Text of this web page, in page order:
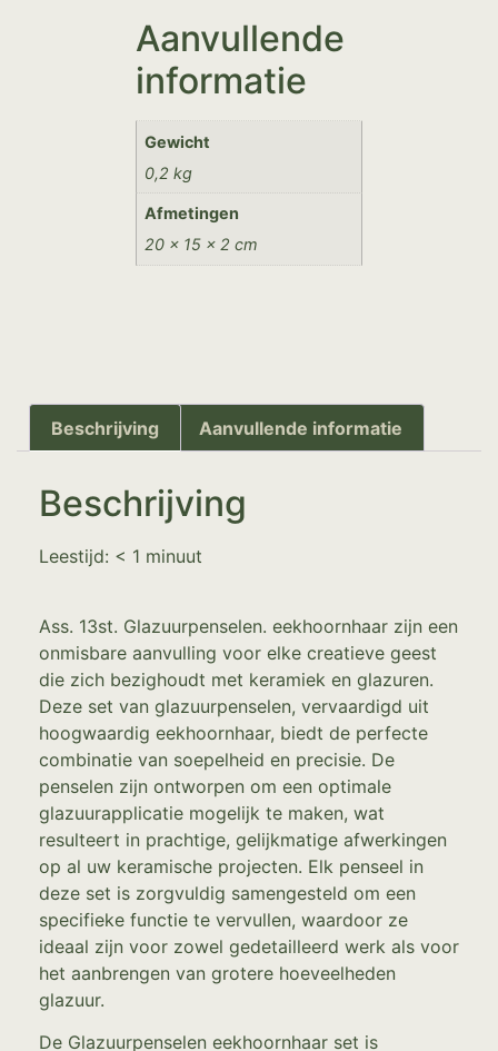
Aanvullende
informatie
Gewicht
0,2 kg
Afmetingen
20 × 15 × 2 cm
Beschrijving Aanvullende informatie
Beschrijving
Leestijd: < 1 minuut
Ass. 13st. Glazuurpenselen. eekhoornhaar zijn een
onmisbare aanvulling voor elke creatieve geest
die zich bezighoudt met keramiek en glazuren.
Deze set van glazuurpenselen, vervaardigd uit
hoogwaardig eekhoornhaar, biedt de perfecte
combinatie van soepelheid en precisie. De
penselen zijn ontworpen om een optimale
glazuurapplicatie mogelijk te maken, wat
resulteert in prachtige, gelijkmatige afwerkingen
op al uw keramische projecten. Elk penseel in
deze set is zorgvuldig samengesteld om een
specifieke functie te vervullen, waardoor ze
ideaal zijn voor zowel gedetailleerd werk als voor
het aanbrengen van grotere hoeveelheden
glazuur.
De Glazuurpenselen eekhoornhaar set is